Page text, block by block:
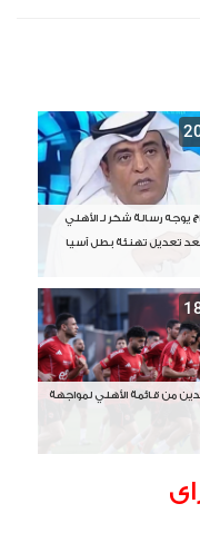
يوجه رسالة شكر لـ الأهلي
تعديل تهنئة بطل آسيا
من قائمة الأهلي لمواجهة